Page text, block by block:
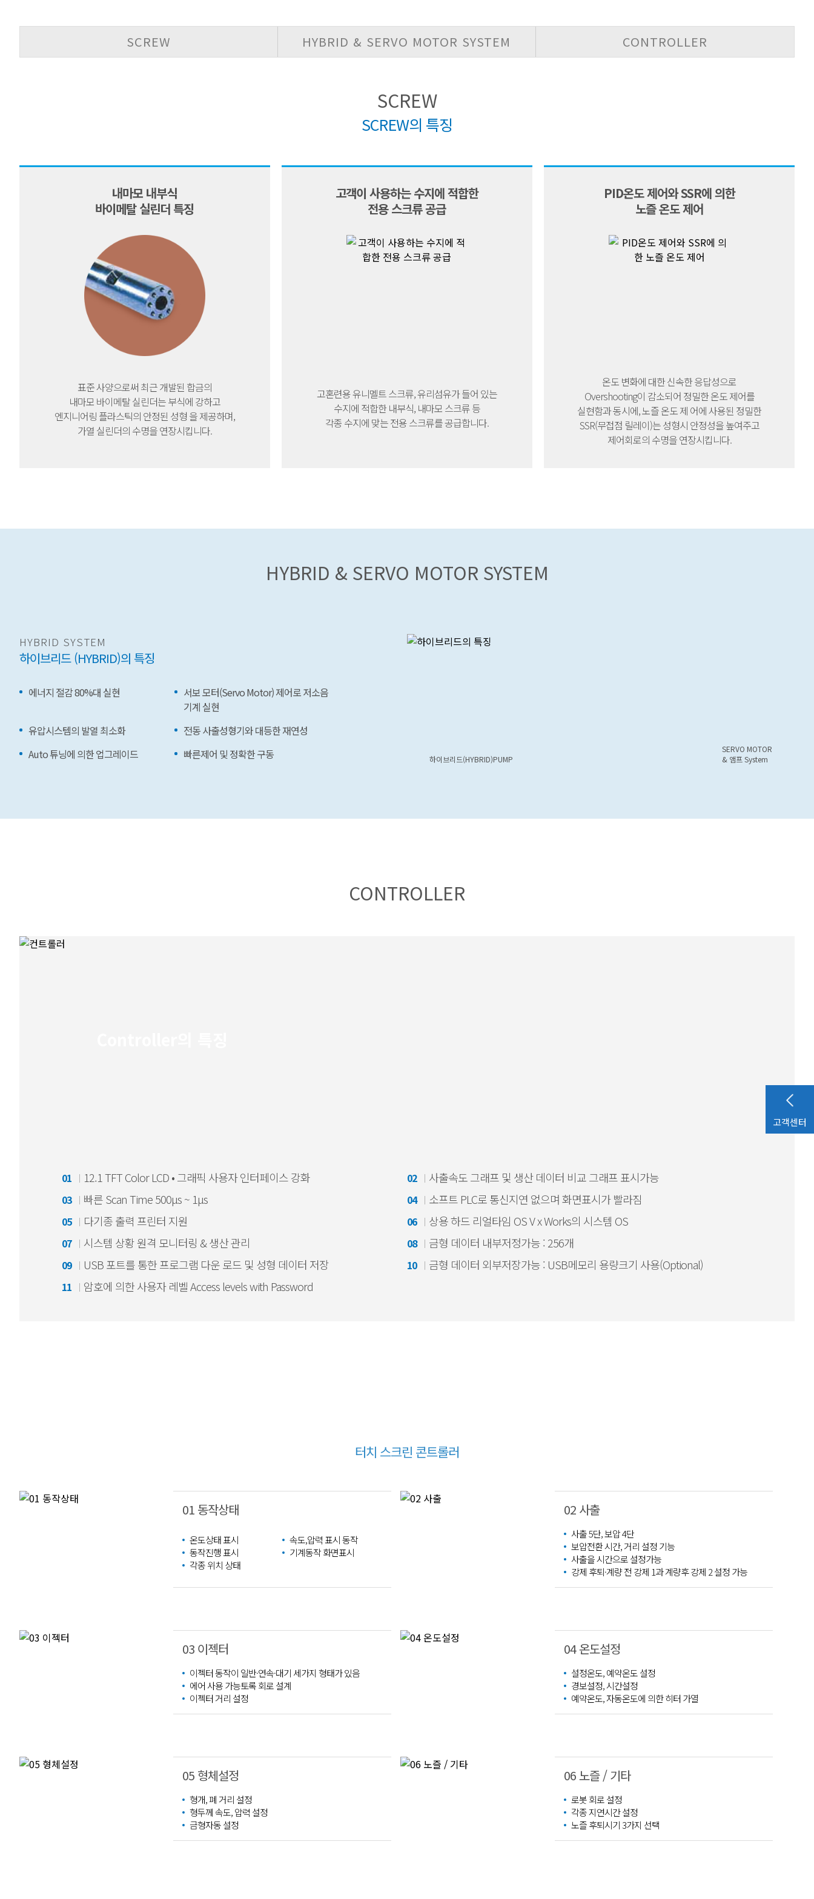
고객센터
SCREW HYBRID & SERVO MOTOR SYSTEM CONTROLLER
SCREW
SCREW의 특징
내마모 내부식
바이메탈 실린더 특징
표준 사양으로써 최근 개발된 합금의
내마모 바이메탈 실린더는 부식에 강하고
엔지니어링 플라스틱의 안정된 성형 을 제공하며,
가열 실린더의 수명을 연장시킵니다.
고객이 사용하는 수지에 적합한
전용 스크류 공급
고혼련용 유니멜트 스크류, 유리섬유가 들어 있는
수지에 적합한 내부식, 내마모 스크류 등
각종 수지에 맞는 전용 스크류를 공급합니다.
PID온도 제어와 SSR에 의한
노즐 온도 제어
온도 변화에 대한 신속한 응답성으로
Overshooting이 감소되어 정밀한 온도 제어를
실현함과 동시에, 노즐 온도 제 어에 사용된 정밀한
SSR(무접점 릴레이)는 성형시 안정성을 높여주고
제어회로의 수명을 연장시킵니다.
HYBRID & SERVO MOTOR SYSTEM
HYBRID SYSTEM
하이브리드 (HYBRID)의 특징
에너지 절감 80%대 실현
서보 모터(Servo Motor) 제어로 저소음
기계 실현
유압시스템의 발열 최소화
전동 사출성형기와 대등한 재연성
Auto 튜닝에 의한 업그레이드
빠른제어 및 정확한 구동 하이브리드(HYBRID)PUMP
SERVO MOTOR
& 앰프 System
CONTROLLER
01 12.1 TFT Color LCD • 그래픽 사용자 인터페이스 강화 02 사출속도 그래프 및 생산 데이터 비교 그래프 표시가능
03 빠른 Scan Time 500μs ~ 1μs 04 소프트 PLC로 통신지연 없으며 화면표시가 빨라짐
05 다기종 출력 프린터 지원 06 상용 하드 리얼타임 OS V x Works의 시스템 OS
07 시스템 상황 원격 모니터링 & 생산 관리 08 금형 데이터 내부저정가능 : 256개
09 USB 포트를 통한 프로그램 다운 로드 및 성형 데이터 저장 10 금형 데이터 외부저장가능 : USB메모리 용량크기 사용(Optional)
11 암호에 의한 사용자 레벨 Access levels with Password
터치 스크린 콘트롤러
01 동작상태
온도상태 표시
속도,압력 표시 동작
동작진행 표시
기계동작 화면표시
각종 위치 상태
02 사출
사출 5단, 보압 4단
보압전환 시간, 거리 설정 기능
사출을 시간으로 설정가능
강제 후퇴·계량 전 강제 1과 계량후 강제 2 설정 가능
03 이젝터
이젝터 동작이 일반·연속·대기 세가지 형태가 있음
에어 사용 가능토록 회로 설계
이젝터 거리 설정
04 온도설정
설정온도, 예약온도 설정
경보설정, 시간설정
예약온도, 자동온도에 의한 히터 가열
05 형체설정
형개, 폐 거리 설정
형두께 속도, 압력 설정
금형자동 설정
06 노즐 / 기타
로봇 회로 설정
각종 지연시간 설정
노즐 후퇴시기 3가지 선택